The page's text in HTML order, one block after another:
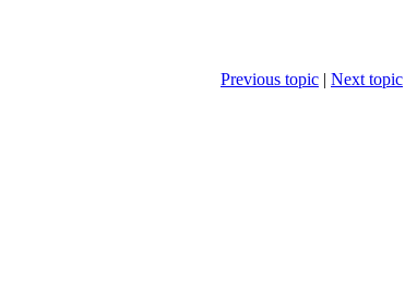
Previous topic | Next topic